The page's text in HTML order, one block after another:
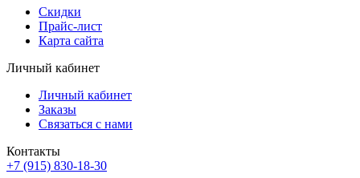
Скидки
Прайс-лист
Карта сайта
Личный кабинет
Личный кабинет
Заказы
Связаться с нами
Контакты
+7 (915) 830-18-30